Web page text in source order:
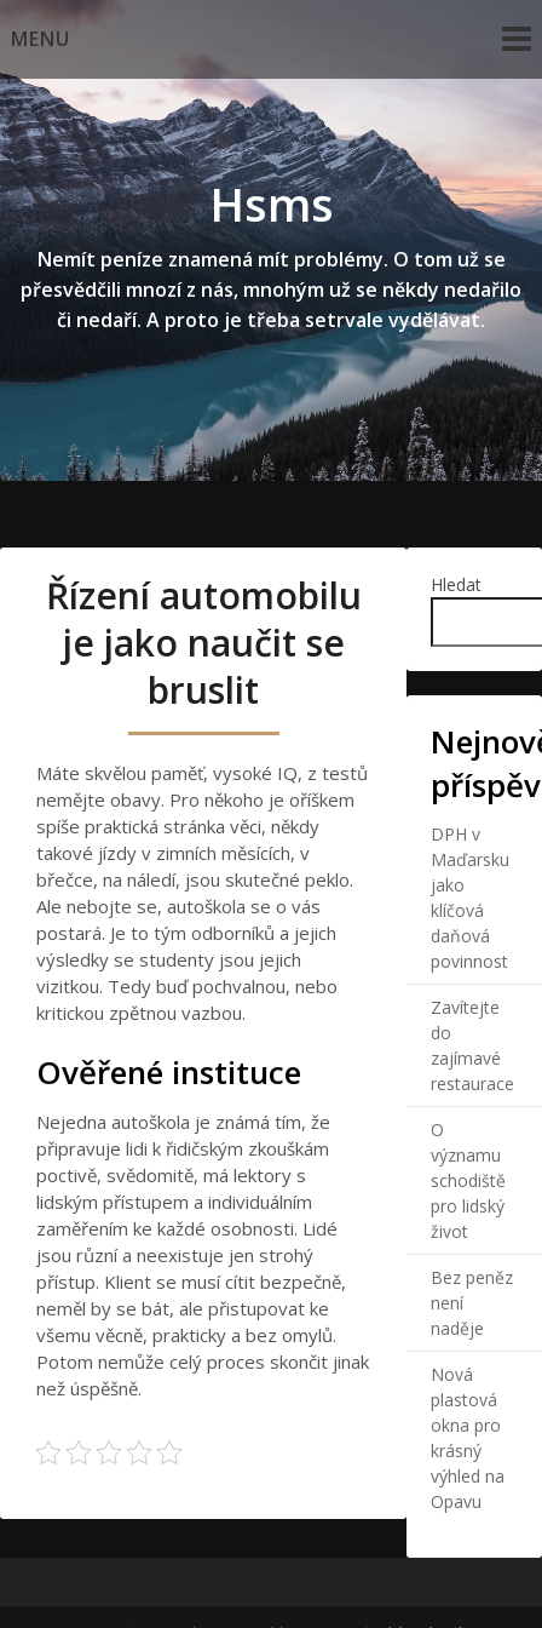
Skip
toMENU
Hsms
Nemít peníze znamená mít problémy. O tom už se
přesvědčili mnozí z nás, mnohým už se někdy nedařilo
či nedaří. A proto je třeba setrvale vydělávat.
Řízení automobilu
je jako naučit se
bruslit
Máte skvělou paměť, vysoké IQ, z testů
nemějte obavy. Pro někoho je oříškem
spíše praktická stránka věci, někdy
takové jízdy v zimních měsících, v
břečce, na náledí, jsou skutečné peklo.
Ale nebojte se, autoškola se o vás
postará. Je to tým odborníků a jejich
výsledky se studenty jsou jejich
vizitkou. Tedy buď pochvalnou, nebo
kritickou zpětnou vazbou.
Ověřené instituce
Nejedna autoškola je známá tím, že
připravuje lidi k řidičským zkouškám
poctivě, svědomitě, má lektory s
lidským přístupem a individuálním
zaměřením ke každé osobnosti. Lidé
jsou různí a neexistuje jen strohý
přístup. Klient se musí cítit bezpečně,
neměl by se bát, ale přistupovat ke
všemu věcně, prakticky a bez omylů.
Potom nemůže celý proces skončit jinak
než úspěšně.
Hledat
DPH v
Maďarsku
jako
klíčová
daňová
povinnost
Zavítejte
do
zajímavé
restaurace
O
významu
schodiště
pro lidský
život
Bez peněz
není
naděje
Nová
plastová
okna pro
krásný
výhled na
Opavu